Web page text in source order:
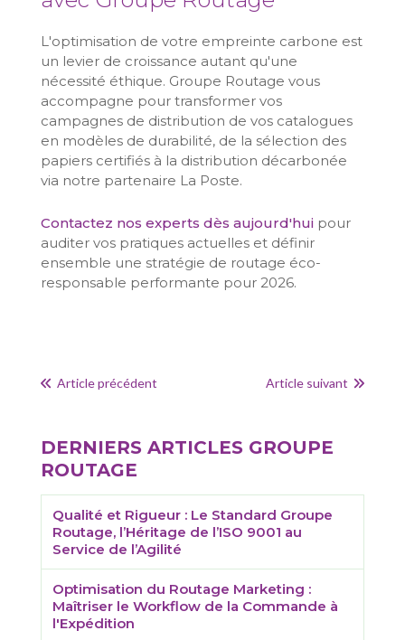
L'optimisation de votre empreinte carbone est
un levier de croissance autant qu'une
nécessité éthique. Groupe Routage vous
accompagne pour transformer vos
campagnes de distribution de vos catalogues
en modèles de durabilité, de la sélection des
papiers certifiés à la distribution décarbonée
via notre partenaire La Poste.
Contactez nos experts dès aujourd'huipour
auditer vos pratiques actuelles et définir
ensemble une stratégie de routage éco-
responsable performante pour 2026.
Article précédent Article suivant
DERNIERS ARTICLES GROUPE
ROUTAGE
Qualité et Rigueur : Le Standard Groupe
Routage, l’Héritage de l’ISO 9001 au
Service de l’Agilité
Optimisation du Routage Marketing :
Maîtriser le Workflow de la Commande à
l'Expédition